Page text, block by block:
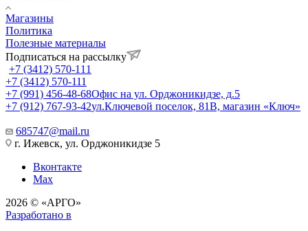
Магазины
Политика
Полезные материалы
Подписаться на рассылку
+7 (3412) 570-111
+7 (3412) 570-111
+7 (991) 456-48-68Офис на ул. Орджоникидзе, д.5
+7 (912) 767-93-42ул.Ключевой поселок, 81В, магазин «Ключ»
685747@mail.ru
г. Ижевск, ул. Орджоникидзе 5
Вконтакте
Max
2026 © «АРГО»
Разработано в